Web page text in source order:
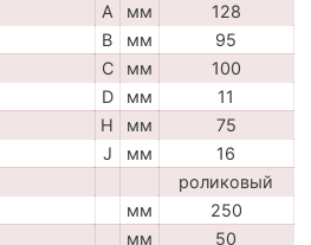
A мм
128
B мм
95
C мм
100
D мм
11
H мм
75
J мм
16
роликовый
мм
250
мм
50